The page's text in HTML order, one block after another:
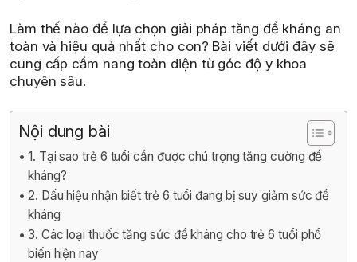
Làm thế nào để lựa chọn giải pháp tăng đề kháng an
toàn và hiệu quả nhất cho con? Bài viết dưới đây sẽ
cung cấp cẩm nang toàn diện từ góc độ y khoa
chuyên sâu.
Nội dung bài
1. Tại sao trẻ 6 tuổi cần được chú trọng tăng cường đề
kháng?
2. Dấu hiệu nhận biết trẻ 6 tuổi đang bị suy giảm sức đề
kháng
3. Các loại thuốc tăng sức đề kháng cho trẻ 6 tuổi phổ
biến hiện nay